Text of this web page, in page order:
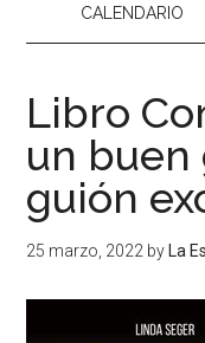
CALENDARIO
Libro
un buen
guión
25 marzo, 2022 by La